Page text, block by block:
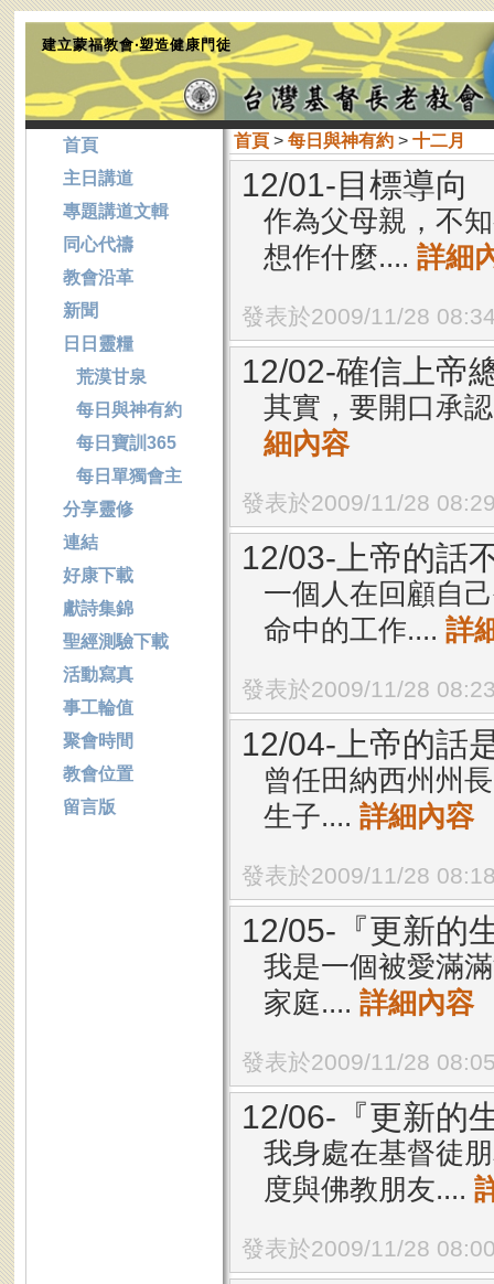
建立蒙福教會‧塑造健康門徒
首頁> 每日與神有約> 十二月
12/01-目標導向
作為父母親，不
想作什麼.... 詳細
發表於2009/11/28
12/02-確信上帝
其實，要開口承
細內容
發表於2009/11/28
12/03-上帝的話
一個人在回顧自
命中的工作.... 詳
發表於2009/11/28
12/04-上帝的話
曾任田納西州州
生子.... 詳細內容
發表於2009/11/28
12/05-『更新的
我是一個被愛滿
家庭.... 詳細內容
發表於2009/11/28
12/06-『更新的
我身處在基督徒
度與佛教朋友....
發表於2009/11/28
首頁
主日講道
專題講道文輯
同心代禱
教會沿革
新聞
日日靈糧
荒漠甘泉
每日與神有約
每日寶訓365
每日單獨會主
分享靈修
連結
好康下載
獻詩集錦
聖經測驗下載
活動寫真
事工輪值
聚會時間
教會位置
留言版